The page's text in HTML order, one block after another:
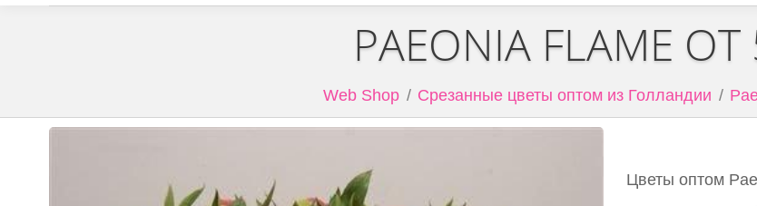
PAEONIA FLAME
Web Shop Срезанные цветы оптом из Голландии
Цветы оптом